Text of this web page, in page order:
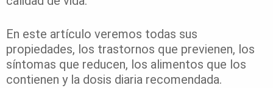
En este artículo veremos todas sus
propiedades, los trastornos que previenen, los
síntomas que reducen, los alimentos que los
contienen y la dosis diaria recomendada.